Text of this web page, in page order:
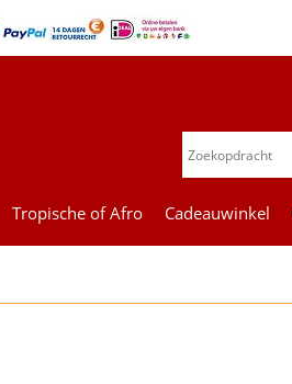
Tropische of Afro Cadeauwinkel